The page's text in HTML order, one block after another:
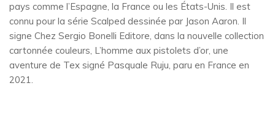
pays comme l’Espagne, la France ou les États-Unis. Il est
connu pour la série Scalped dessinée par Jason Aaron. Il
signe Chez Sergio Bonelli Editore, dans la nouvelle collection
cartonnée couleurs, L’homme aux pistolets d’or, une
aventure de Tex signé Pasquale Ruju, paru en France en
2021.